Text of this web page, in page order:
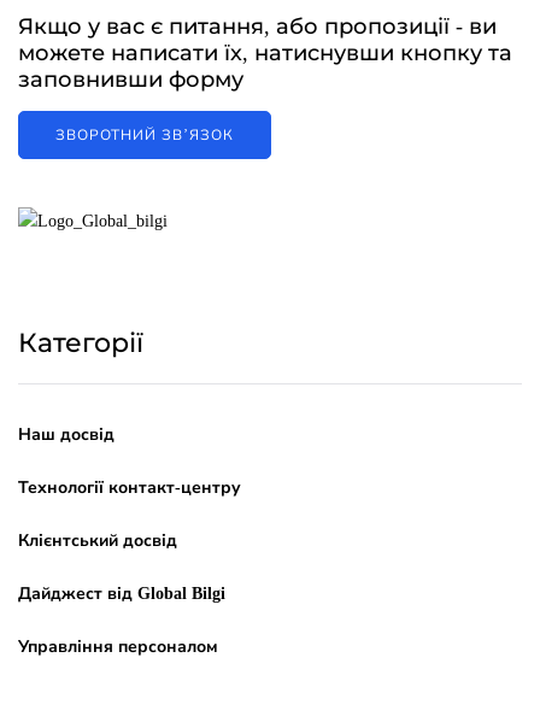
Якщо у вас є питання, або пропозиції - ви
можете написати їх, натиснувши кнопку та
заповнивши форму
ЗВОРОТНИЙ ЗВʼЯЗОК
Категорії
Наш досвід
Технології контакт-центру
Клієнтський досвід
Дайджест від Global Bilgi
Управління персоналом